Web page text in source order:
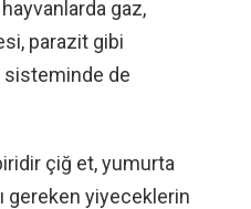
gaz,
parazit gibi
sisteminde de
çiğ et, yumurta
gereken yiyeceklerin